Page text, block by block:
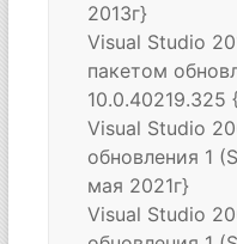
2013г}
Visual Studio
пакетом
10.0.40219.325
Visual Studio
обновления 1
мая 2021г}
Visual Studio